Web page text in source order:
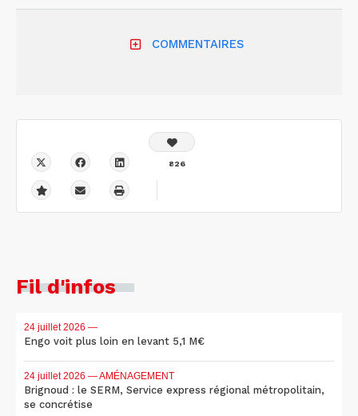
COMMENTAIRES
826
Fil d'infos
24 juillet 2026 —
Engo voit plus loin en levant 5,1 M€
24 juillet 2026 — AMÉNAGEMENT
Brignoud : le SERM, Service express régional métropolitain,
se concrétise